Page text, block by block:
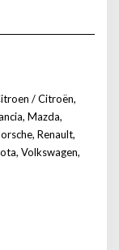
/ Citroën,
, Mazda,
, Renault,
, Volkswagen,